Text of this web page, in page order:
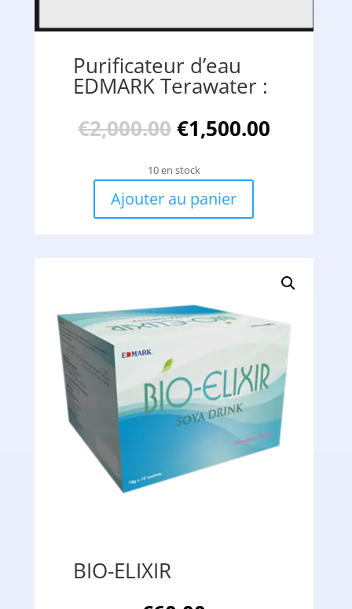
Purificateur d’eau
EDMARK Terawater :
€2,000.00Le
prix
initial
était :
€2,000.00.
€1,500.00Le
10 en stock
Ajouter au panier
BIO-ELIXIR